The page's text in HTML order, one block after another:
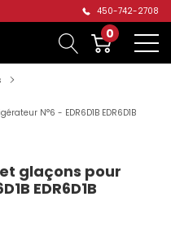
450-742-2708
0
N°6 - EDR6D1B EDR6D1B
glaçons pour
EDR6D1B